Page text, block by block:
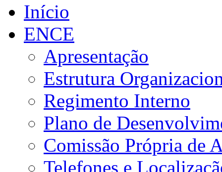
Início
ENCE
Apresentação
Estrutura
Regimento Interno
Plano de
Comissão Própria de
Telefones e